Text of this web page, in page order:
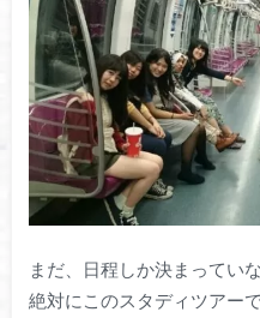
まだ、日程しか決まってい
絶対にこのスタディツアー